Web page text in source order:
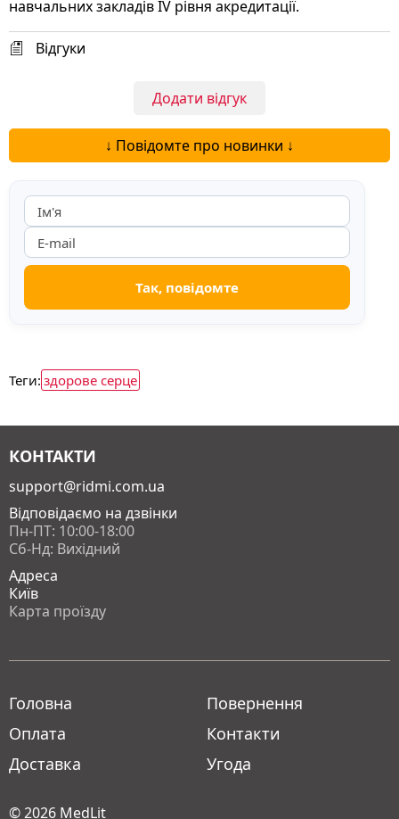
навчальних закладів IV рівня акредитації.
Відгуки
Додати відгук
↓ Повідомте про новинки ↓
Теги: здорове серце
КОНТАКТИ
support@ridmi.com.ua
Відповідаємо на дзвінки
Пн-ПТ: 10:00-18:00
Сб-Нд: Вихідний
Адреса
Київ
Карта проїзду
Головна
Оплата
Доставка
Повернення
Контакти
Угода
© 2026 MedLit